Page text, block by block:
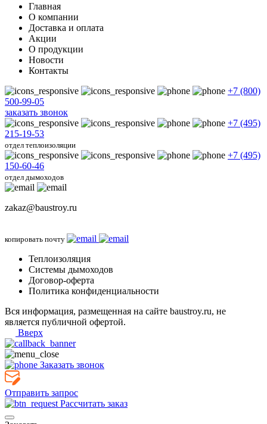
Главная
О компании
Доставка и оплата
Акции
О продукции
Новости
Контакты
+7 (800)
500-99-05
заказать звонок
+7 (495)
215-19-53
отдел теплоизоляции
+7 (495)
150-60-46
отдел дымоходов
zakaz@baustroy.ru
копировать почту
Теплоизоляция
Системы дымоходов
Договор-оферта
Политика конфиденциальности
Вся информация, размещенная на сайте baustroy.ru, не
является публичной офертой.
Вверх
Заказать звонок
Отправить запрос
Рассчитать заказ